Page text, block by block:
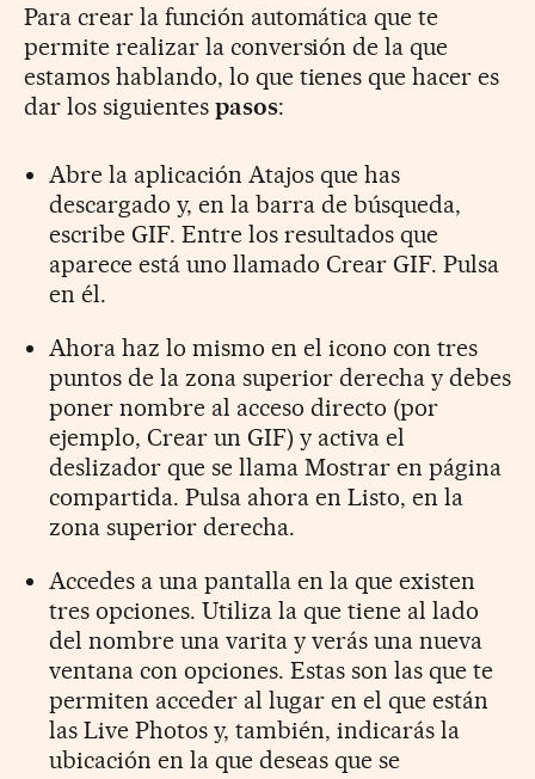
Para crear la función automática que te
permite realizar la conversión de la que
estamos hablando, lo que tienes que hacer es
dar los siguientes pasos:
Abre la aplicación Atajos que has
descargado y, en la barra de búsqueda,
escribe GIF. Entre los resultados que
aparece está uno llamado Crear GIF. Pulsa
en él.
Ahora haz lo mismo en el icono con tres
puntos de la zona superior derecha y debes
poner nombre al acceso directo (por
ejemplo, Crear un GIF) y activa el
deslizador que se llama Mostrar en página
compartida. Pulsa ahora en Listo, en la
zona superior derecha.
Accedes a una pantalla en la que existen
tres opciones. Utiliza la que tiene al lado
del nombre una varita y verás una nueva
ventana con opciones. Estas son las que te
permiten acceder al lugar en el que están
las Live Photos y, también, indicarás la
ubicación en la que deseas que se